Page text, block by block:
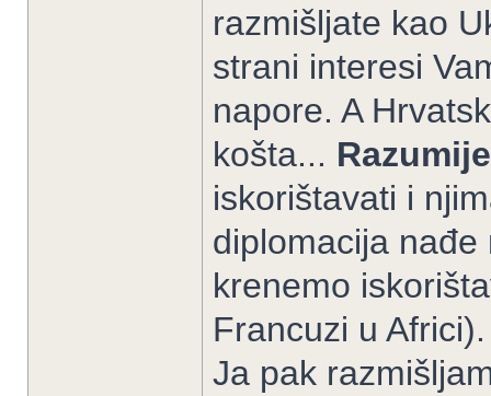
razmišljate kao
strani interesi
napore. A
košta...
iskorištavati i
diplomacija
krenemo
Francuzi u
Ja pak